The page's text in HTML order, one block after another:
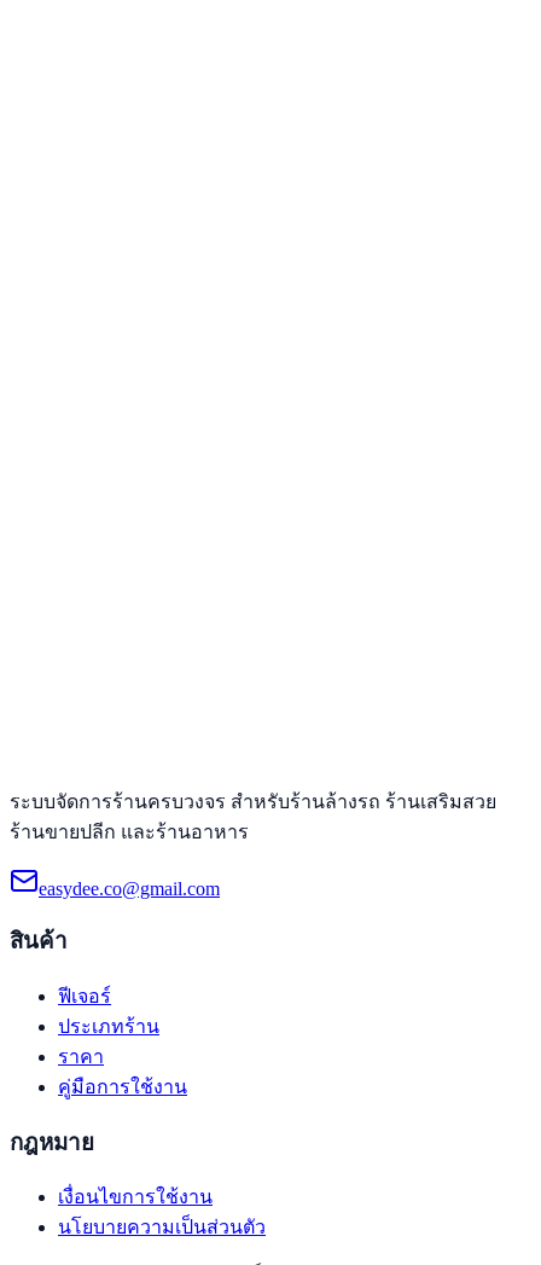
ระบบจัดการร้านครบวงจร สำหรับร้านล้างรถ ร้านเสริมสวย
ร้านขายปลีก และร้านอาหาร
easydee.co@gmail.com
สินค้า
ฟีเจอร์
ประเภทร้าน
ราคา
คู่มือการใช้งาน
กฎหมาย
เงื่อนไขการใช้งาน
นโยบายความเป็นส่วนตัว